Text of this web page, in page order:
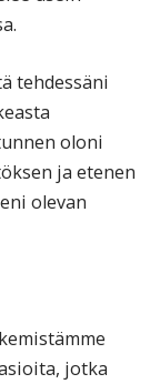
tehdessäni
oloni
ja etenen
olevan
jotka